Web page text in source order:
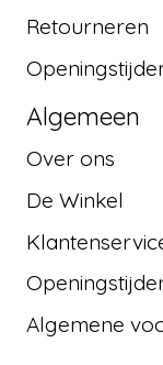
Retourneren
Algemeen
Over ons
De Winkel
Algemene